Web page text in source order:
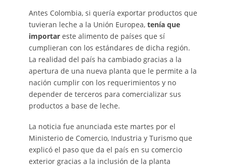
Antes Colombia, si quería exportar productos que
tuvieran leche a la Unión Europea, tenía que
importar este alimento de países que sí
cumplieran con los estándares de dicha región.
La realidad del país ha cambiado gracias a la
apertura de una nueva planta que le permite a la
nación cumplir con los requerimientos y no
depender de terceros para comercializar sus
productos a base de leche.
La noticia fue anunciada este martes por el
Ministerio de Comercio, Industria y Turismo que
explicó el paso que da el país en su comercio
exterior gracias a la inclusión de la planta